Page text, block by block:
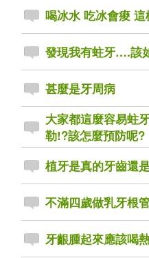
喝冰水 吃冰會痠
發現我有蛀牙….該
甚麼是牙周病
大家都這麼容易蛀
勒!?該怎麼預防呢?
植牙是真的牙齒還
不滿四歲做乳牙根
牙齦腫起來應該喝